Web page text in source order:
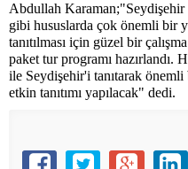
Abdullah
gibi hususlarda çok önemli bir
tanıtılması için güzel bir
paket tur programı hazırlandı.
ile Seydişehir'i tanıtarak
etkin tanıtımı yapılacak" dedi.